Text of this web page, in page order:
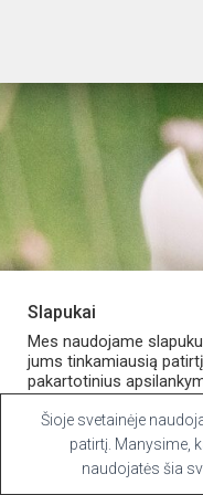
PARDUOTUVĖ
Hestia |
Slapukai
Mes naudojame
jums tinkamiausią
pakartotinius
sutinkate naudoti
Slapukų nustatymai
Šioje svetainėje
patirtį. Manysime,
naudojatės šia